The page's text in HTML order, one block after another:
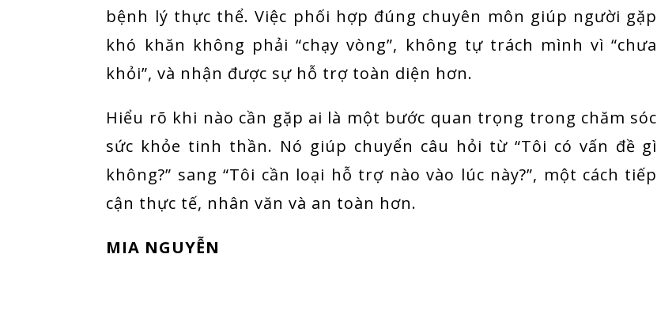
bệnh lý thực thể. Việc phối hợp đúng chuyên môn giúp người gặp
khó khăn không phải “chạy vòng”, không tự trách mình vì “chưa
khỏi”, và nhận được sự hỗ trợ toàn diện hơn.
Hiểu rõ khi nào cần gặp ai là một bước quan trọng trong chăm sóc
sức khỏe tinh thần. Nó giúp chuyển câu hỏi từ “Tôi có vấn đề gì
không?” sang “Tôi cần loại hỗ trợ nào vào lúc này?”, một cách tiếp
cận thực tế, nhân văn và an toàn hơn.
MIA NGUYỄN